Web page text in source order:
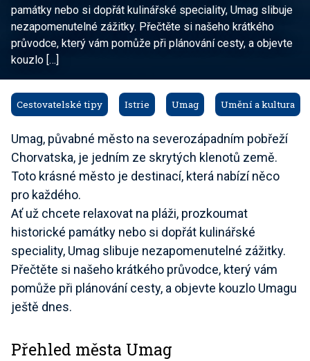
památky nebo si dopřát kulinářské speciality, Umag slibuje
nezapomenutelné zážitky. Přečtěte si našeho krátkého
průvodce, který vám pomůže při plánování cesty, a objevte
kouzlo […]
Cestovatelské tipy Istrie Umag Umění a kultura
Umag, půvabné město na severozápadním pobřeží
Chorvatska, je jedním ze skrytých klenotů země.
Toto krásné město je destinací, která nabízí něco
pro každého.
Ať už chcete relaxovat na pláži, prozkoumat
historické památky nebo si dopřát kulinářské
speciality, Umag slibuje nezapomenutelné zážitky.
Přečtěte si našeho krátkého průvodce, který vám
pomůže při plánování cesty, a objevte kouzlo Umagu
ještě dnes.
Přehled města Umag